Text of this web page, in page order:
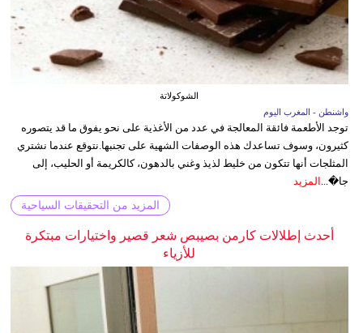
الشوكولاتة
واشنطن - المغرب اليوم
توجد الأطعمة فائقة المعالجة في عدد من الأغذية على نحو يفوق ما قد يتصوره
كثيرون، وسوف تساعدك هذه الوصفات الشهية على تجنبها.نتوقع عندما نشتري
المثلجات أنها تتكون من خليط لذيذ وغني بالدهون، كالكريمة أو الحليب، إلى
جا�... المزيد
المزيد من التحقيقات السياحية
أحدث إطلالات كارمن بصيبص شعر قصير واختيارات مبتكرة
للأزياء